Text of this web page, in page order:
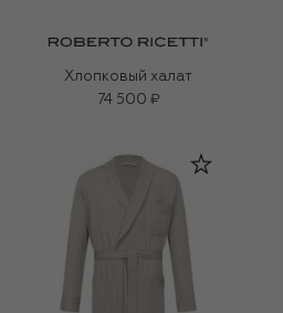
Хлопковый халат
74 500 ₽